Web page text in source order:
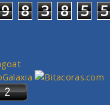
9 8 3 8 5 5